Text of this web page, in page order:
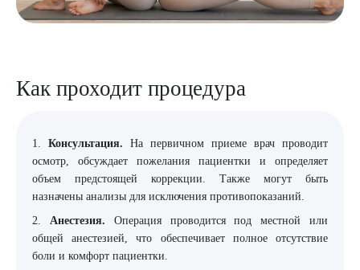
Как проходит процедура
1.Консультация. На первичном приеме врач проводит
осмотр, обсуждает пожелания пациентки и определяет
объем предстоящей коррекции. Также могут быть
назначены анализы для исключения противопоказаний.
2. Анестезия. Операция проводится под местной или
общей анестезией, что обеспечивает полное отсутствие
боли и комфорт пациентки.